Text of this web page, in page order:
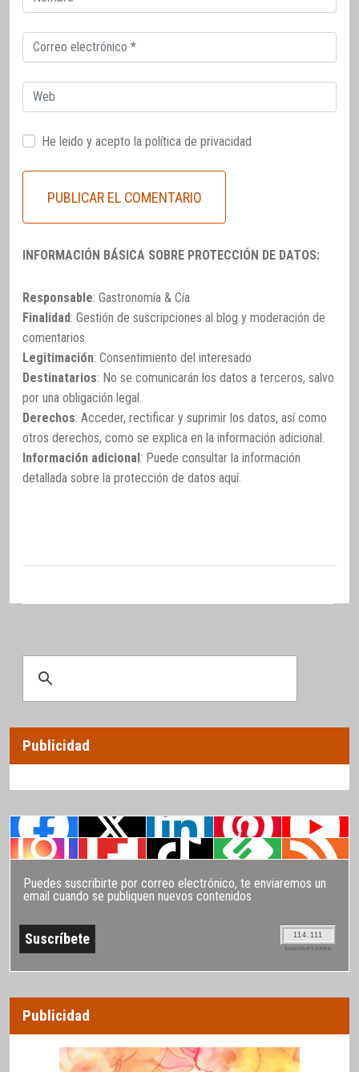
electrónico
Correo
electrónico
Web
He leido y acepto la política de privacidad
INFORMACIÓN BÁSICA SOBRE PROTECCIÓN DE DATOS:
Responsable: Gastronomía & Cía
Finalidad: Gestión de suscripciones al blog y moderación de
comentarios
Legitimación: Consentimiento del interesado
Destinatarios: No se comunicarán los datos a terceros, salvo
por una obligación legal.
Derechos: Acceder, rectificar y suprimir los datos, así como
otros derechos, como se explica en la información adicional.
Información adicional: Puede consultar la información
detallada sobre la protección de datos aquí.
Publicidad
Puedes suscribirte por correo electrónico, te enviaremos un
email cuando se publiquen nuevos contenidos
114.111
SUSCRIPTORES
Publicidad